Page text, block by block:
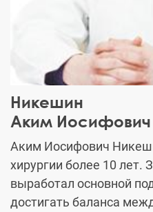
Никешин
Аким Иосифович
Аким Иосифович
хирургии более 10 лет.
выработал основной
достигать баланса